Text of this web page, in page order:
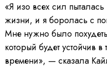
«Я изо всех сил
жизни, и я боролась с
Мне нужно было
который будет устойчив
времени», — сказала